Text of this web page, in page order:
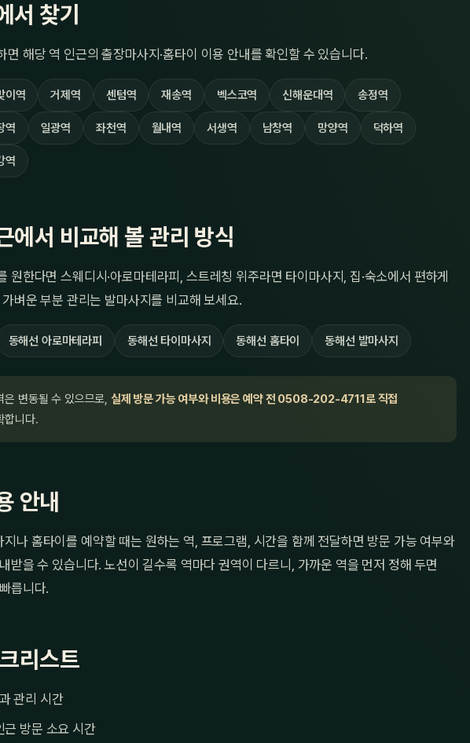
서 찾기
면 해당 역 인근의 출장마사지·홈타이 이용 안내를 확인할 수 있습니다.
이역 거제역 센텀역 재송역 벡스코역 신해운대역 송정역
역 일광역 좌천역 월내역 서생역 남창역 망양역 덕하역
역
에서 비교해 볼 관리 방식
원한다면 스웨디시·아로마테라피, 스트레칭 위주라면 타이마사지, 집·숙소에서 편하게
벼운 부분 관리는 발마사지를 비교해 보세요.
동해선 아로마테라피 동해선 타이마사지 동해선 홈타이 동해선 발마사지
은 변동될 수 있으므로, 실제 방문 가능 여부와 비용은 예약 전 0508-202-4711로 직접
합니다.
안내
지나 홈타이를 예약할 때는 원하는 역, 프로그램, 시간을 함께 전달하면 방문 가능 여부와
받을 수 있습니다. 노선이 길수록 역마다 권역이 다르니, 가까운 역을 먼저 정해 두면
릅니다.
리스트
관리 시간
근 방문 소요 시간